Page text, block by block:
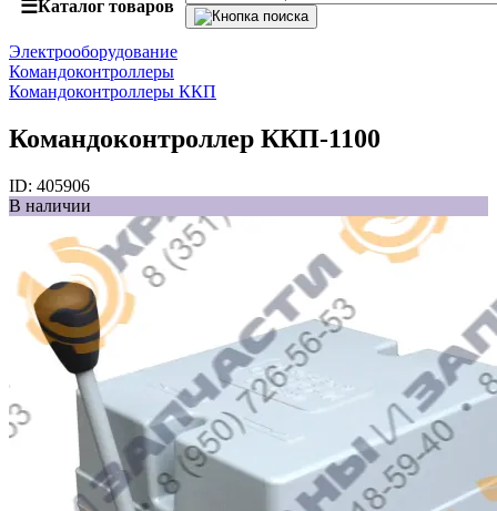
☰Каталог товаров
Электрооборудование
Командоконтроллеры
Командоконтроллеры ККП
Командоконтроллер ККП-1100
ID: 405906
В наличии